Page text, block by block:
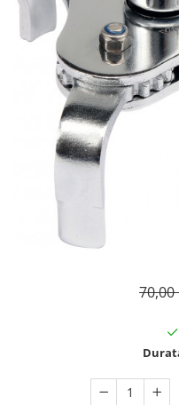
Clima/Aer conditionat
Cricuri cutie viteze
Dispozitive de sablat &
Dispozitive spalat piese
Dulapuri Bancuri Carucioare
Bancuri de lucru
Cutii pentru scule
Dulapuri pentru scule
Echipamente De Sudura
Magneti fixare sudura
70,00